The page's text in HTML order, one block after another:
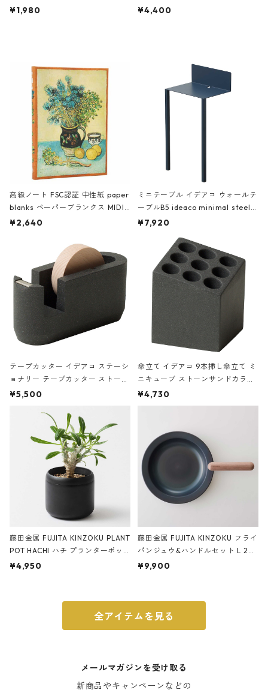
ch 3532 ルートート WR.ポーチ.ラ
¥1,980
AKU Timeless 100パーセント ス
¥4,400
高級ノート FSC認証 中性紙 paper
blanks ペーパーブランクス MIDI
ハードカバー 罫線 ヴァン・ゴッホ
¥2,640
ミニテーブル イデアコ ウォールテ
ーブルB5 ideaco minimal steel f
urniture WALL Table B5 ネイビー
¥7,920
テープカッター イデアコ ステーシ
ョナリー テープカッター ストーン
サンドカラー 石調 ideaco Station
¥5,500
傘立て イデアコ 9本挿し傘立て ミ
ニキューブ ストーンサンドカラー
石調 ideaco Umbrella Stand CUB
E ストーンサンドブラック
¥4,730
藤田金属 FUJITA KINZOKU PLANT
POT HACHI ハチ プランターポッ
ト 3号 ブラック
¥4,950
藤田金属 FUJITA KINZOKU フライ
パンジュウ&ハンドルセット L 24c
m ガス火・IH対応 鉄フライパン
¥9,900
全アイテムを見る
メールマガジンを受け取る
新商品やキャンペーンなどの